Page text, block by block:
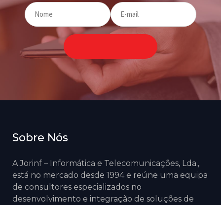
Sobre Nós
A Jorinf – Informática e Telecomunicações, Lda.,
está no mercado desde 1994 e reúne uma equipa
de consultores especializados no
desenvolvimento e integração de soluções de